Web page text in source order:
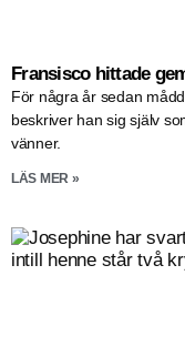
Fransisco hittade
För några år sedan
beskriver han sig själv
vänner.
LÄS MER »